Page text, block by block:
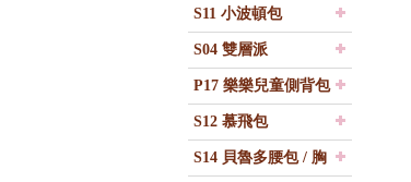
S11 小波頓包
S04 雙層派
P17 樂樂兒童側背包
S12 慕飛包
S14 貝魯多腰包 / 胸